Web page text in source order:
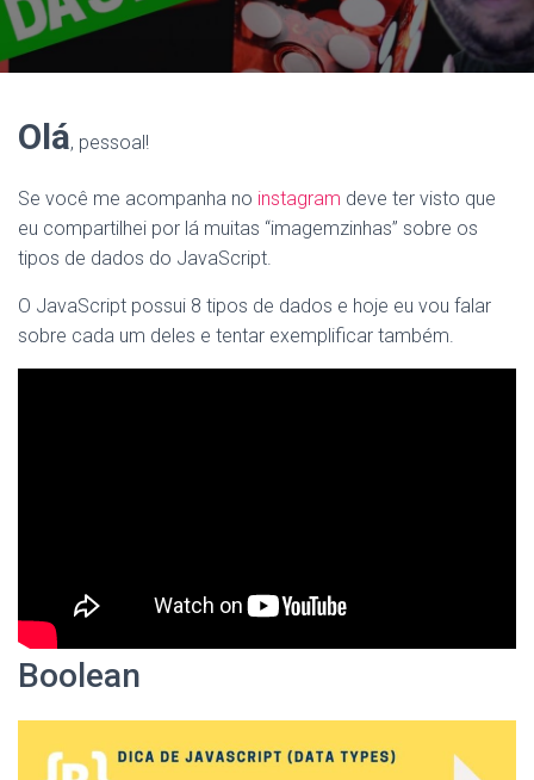
Olá, pessoal!
Se você me acompanha no instagram deve ter visto que
eu compartilhei por lá muitas “imagemzinhas” sobre os
tipos de dados do JavaScript.
O JavaScript possui 8 tipos de dados e hoje eu vou falar
sobre cada um deles e tentar exemplificar também.
Boolean